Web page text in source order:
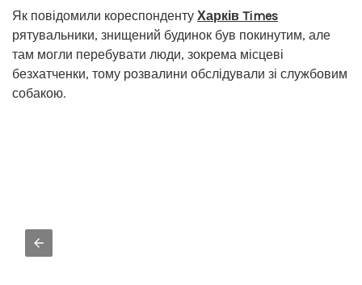
Як повідомили кореспонденту Харків Times
рятувальники, знищений будинок був покинутим, але
там могли перебувати люди, зокрема місцеві
безхатченки, тому розвалини обслідували зі службовим
собакою.